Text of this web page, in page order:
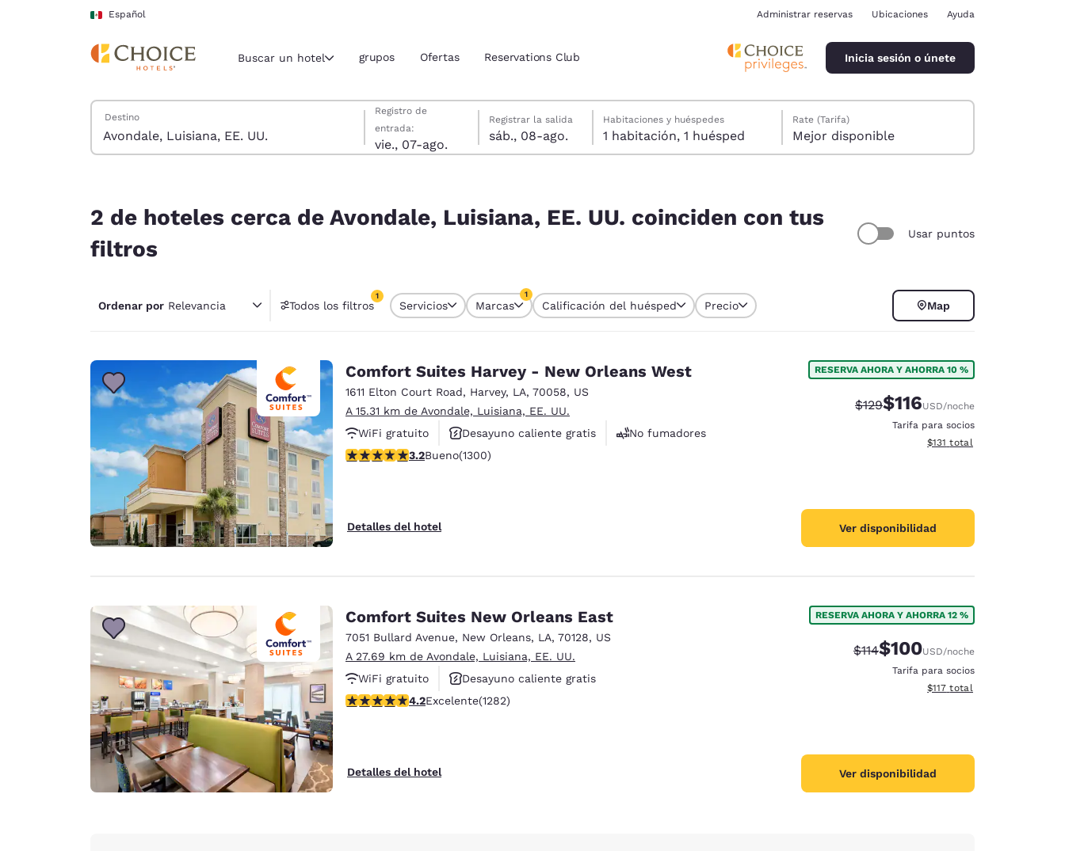
Pasar A Contenido Principal
Español
Región y ubicación actuales
México
América
América Latina Latin America
English
Canada
English
Français Español English
Europa
Deutschland
Deutsch
Germany España
Spain
English
Ireland
English
Asia-Pacífico
Australia
English
India
Administrar reservas Ubicaciones Ayuda
Buscar un hotel grupos Ofertas Reservations Club Inicia sesión o únete
Buscar hoteles
Destino
viernes, 7 de agosto
Registro de
entrada:
vie., 07-ago.
sábado, 8 de agosto
Registrar la salida
sáb., 08-ago.
sábado, 8 de agosto fecha de check-out seleccionada
viernes, 7 de agosto fecha de check-in seleccionada
Habitaciones y huéspedes
1 habitación, 1 huésped
Rate (Tarifa)
Mejor disponible
2 de hoteles cerca de Avondale, Luisiana, EE. UU. coinciden con tus
filtros
Usar puntos
Ordenar por Relevancia Todos los filtros
1
1 filtro seleccionado actualmente
Servicios Marcas
1
Calificación del huésped Precio Map
Comfort Suites Harvey - New Orleans West
1611 Elton Court Road, Harvey, LA, 70058, US
A 15.31 km de Avondale, Luisiana, EE. UU.
WiFi gratuito
Desayuno caliente gratis
No fumadores
calificación de 3.22 estrellas. Bueno. 1300 reseñas
3.2Bueno(1300)
Detalles del hotel
RESERVA AHORA Y AHORRA 10 %
Precio tachado:
$129Precio con descuento:
$116USD/noche
Tarifa para socios
Ver detalles del total
$131 total
Ver disponibilidad
Comfort Suites New Orleans East
7051 Bullard Avenue, New Orleans, LA, 70128, US
A 27.69 km de Avondale, Luisiana, EE. UU.
WiFi gratuito
Desayuno caliente gratis
Piscina al aire libre
calificación de 4.2 estrellas. Excelente. 1282 reseñas
4.2Excelente(1282)
Detalles del hotel
RESERVA AHORA Y AHORRA 12 %
Precio tachado:
$114Precio con descuento:
$100USD/noche
Tarifa para socios
Ver detalles del total
$117 total
Ver disponibilidad